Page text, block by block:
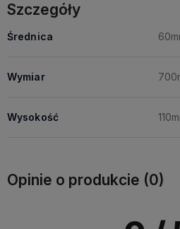
Szczegóły
Średnica
Wymiar
Wysokość
Opinie o produkcie (0)